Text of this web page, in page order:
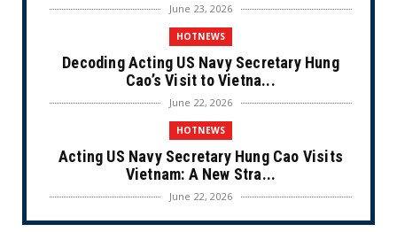
June 23, 2026
HOTNEWS
Decoding Acting US Navy Secretary Hung
Cao’s Visit to Vietna...
June 22, 2026
HOTNEWS
Acting US Navy Secretary Hung Cao Visits
Vietnam: A New Stra...
June 22, 2026
CULTURE